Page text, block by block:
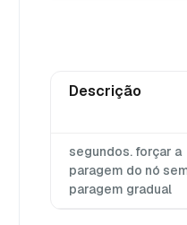
Descrição
segundos. forçar a
paragem do nó
paragem gradual